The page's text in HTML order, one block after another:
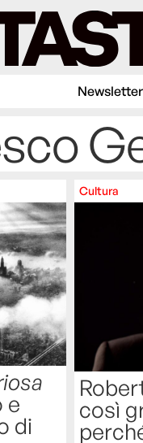
Newsletter
e
di
Cultura
così